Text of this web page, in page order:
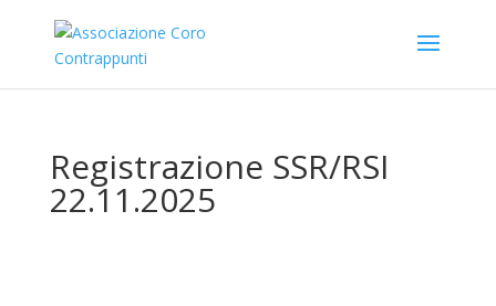
Registrazione SSR/RSI
22.11.2025